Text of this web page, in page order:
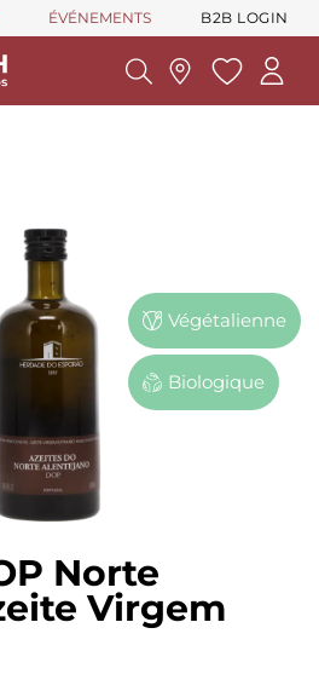
ÉVÉNEMENTS B2B LOGIN
Végétalienne
Biologique
Norte
Virgem